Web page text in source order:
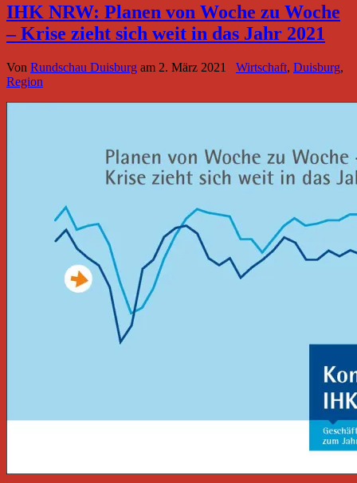
IHK NRW: Planen von Woche zu Woche
– Krise zieht sich weit in das Jahr 2021
Von Rundschau Duisburg am 2. März 2021 Wirtschaft, Duisburg,
Region